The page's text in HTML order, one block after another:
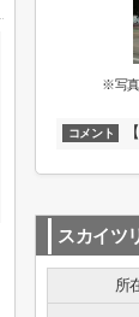
※写真
コメント
スカイツ
所